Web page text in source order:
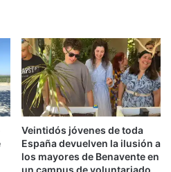
Veintidós jóvenes de toda
España devuelven la ilusión a
los mayores de Benavente en
un campus de voluntariado